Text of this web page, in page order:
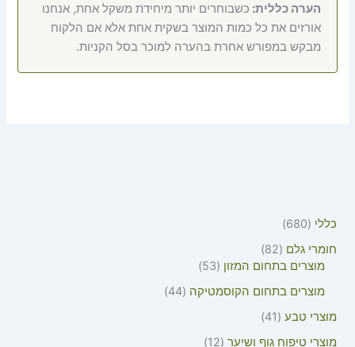
כללי
680
חומרי גלם
82
מוצרים בתחום המזון
53
מוצרים בתחום הקוסמטיקה 44
מוצרי טבע
41
מוצרי טיפוח גוף ושיער 12
הערה כללית: כשבוחרים יותר מיחידת משקל אחת, אנחנו
אורזים את כל כמות המוצר בשקית אחת אלא אם הלקוח
מבקש במפורש אחרת בהערה למוכר בסל הקניות.